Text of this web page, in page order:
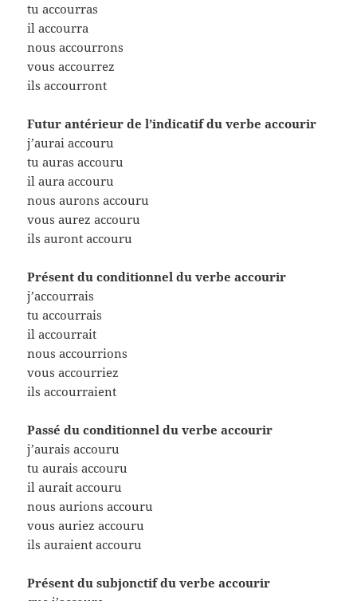
tu accourras
il accourra
nous accourrons
vous accourrez
ils accourront
Futur antérieur de l’indicatif du verbe accourir
j’aurai accouru
tu auras accouru
il aura accouru
nous aurons accouru
vous aurez accouru
ils auront accouru
Présent du conditionnel du verbe accourir
j’accourrais
tu accourrais
il accourrait
nous accourrions
vous accourriez
ils accourraient
Passé du conditionnel du verbe accourir
j’aurais accouru
tu aurais accouru
il aurait accouru
nous aurions accouru
vous auriez accouru
ils auraient accouru
Présent du subjonctif du verbe accourir